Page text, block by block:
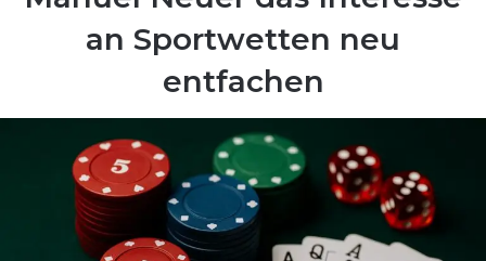
an Sportwetten neu
entfachen